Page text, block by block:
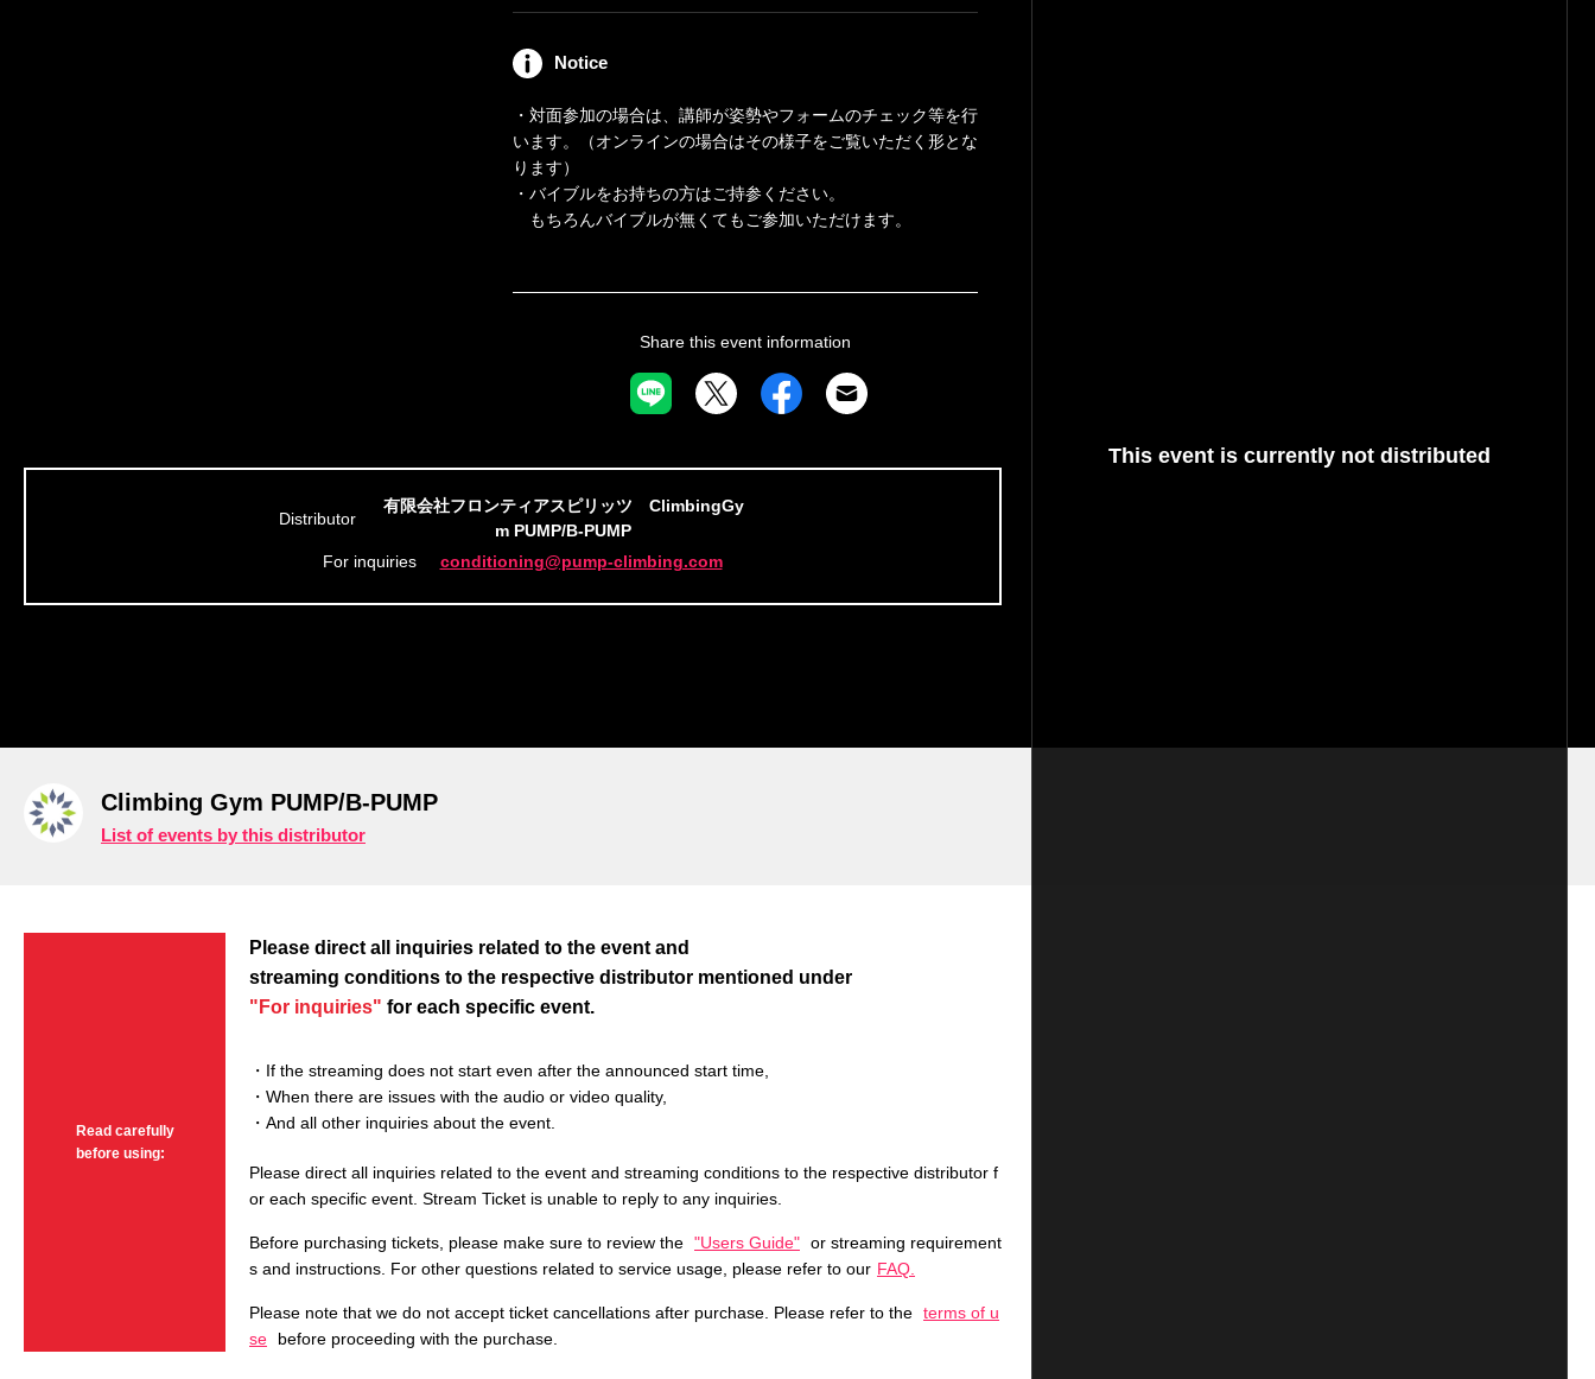
This event is currently not distributed
Notice
・対面参加の場合は、講師が姿勢やフォームのチェック等を行
います。（オンラインの場合はその様子をご覧いただく形とな
ります）
・バイブルをお持ちの方はご持参ください。
もちろんバイブルが無くてもご参加いただけます。
Share this event information
Distributor
有限会社フロンティアスピリッツ ClimbingGy
m PUMP/B-PUMP
For inquiries
conditioning@pump-climbing.com
Climbing Gym PUMP/B-PUMP
List of events by this distributor
Read carefully
before using:
Please direct all inquiries related to the event and
streaming conditions to the respective distributor mentioned under
"For inquiries" for each specific event.
・If the streaming does not start even after the announced start time,
・When there are issues with the audio or video quality,
・And all other inquiries about the event.
Please direct all inquiries related to the event and streaming conditions to the respective distributor f
or each specific event. Stream Ticket is unable to reply to any inquiries.
Before purchasing tickets, please make sure to review the "Users Guide" or streaming requirement
s and instructions. For other questions related to service usage, please refer to our FAQ.
Please note that we do not accept ticket cancellations after purchase. Please refer to the terms of u
se
before proceeding with the purchase.